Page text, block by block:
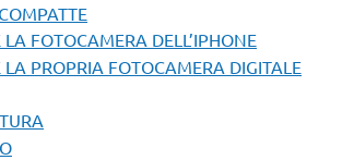
LA FOTOCAMERA DELL’IPHONE
LA PROPRIA FOTOCAMERA DIGITALE